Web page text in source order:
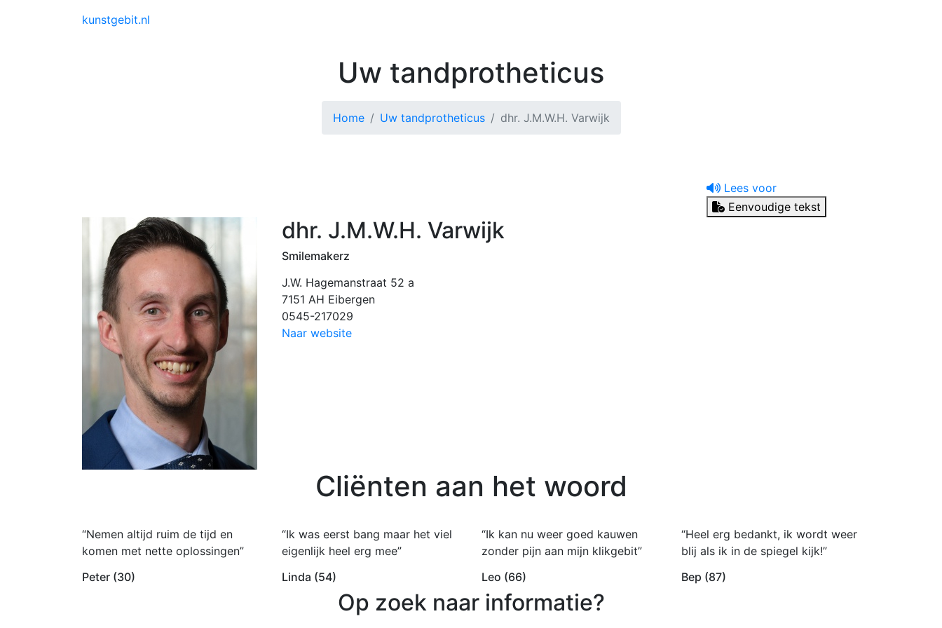
kunstgebit.nl
Uw tandprotheticus
Home Uw tandprotheticus dhr. J.M.W.H. Varwijk
Lees voor
Eenvoudige tekst
dhr. J.M.W.H. Varwijk
Smilemakerz
J.W. Hagemanstraat 52 a
7151 AH Eibergen
0545-217029
Naar website
Cliënten aan het woord
“Nemen altijd ruim de tijd en
komen met nette oplossingen”
Peter (30)
“Ik was eerst bang maar het viel
eigenlijk heel erg mee”
Linda (54)
“Ik kan nu weer goed kauwen
zonder pijn aan mijn klikgebit”
Leo (66)
“Heel erg bedankt, ik wordt weer
blij als ik in de spiegel kijk!”
Bep (87)
Op zoek naar informatie?